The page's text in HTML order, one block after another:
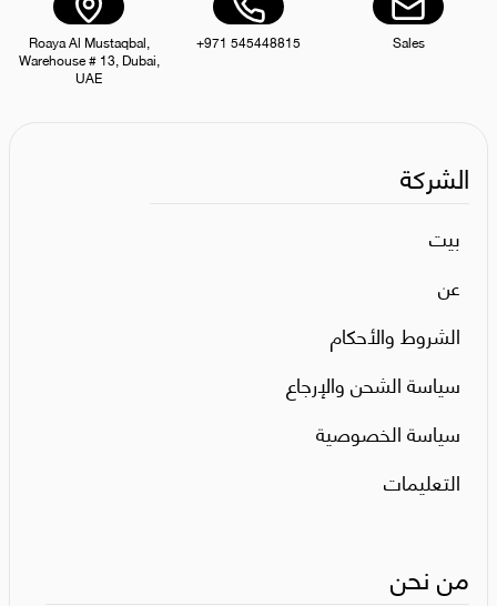
Sales
+971 545448815
Roaya Al Mustaqbal,
Warehouse # 13, Dubai,
UAE
الشركة
بيت
عن
الشروط والأحكام
سياسة الشحن والإرجاع
سياسة الخصوصية
التعليمات
من نحن